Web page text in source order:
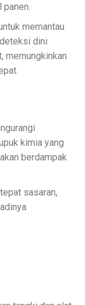
memantau
dini
memungkinkan
kimia yang
berdampak
sasaran,